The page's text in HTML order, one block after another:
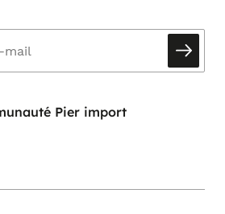
Pier import